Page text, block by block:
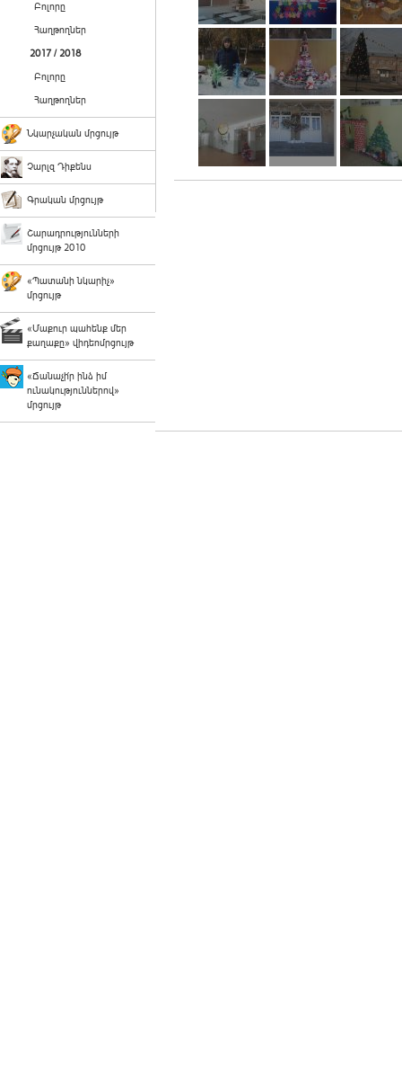
Բոլորը
Հաղթողներ
2017 / 2018
Բոլորը
Հաղթողներ
Նկարչական մրցույթ
Չարլզ Դիքենս
Գրական մրցույթ
Շարադրությունների
մրցույթ 2010
«Պատանի նկարիչ»
մրցույթ
«Մաքուր պահենք մեր
քաղաքը» վիդեոմրցույթ
«Ճանաչի՛ր ինձ իմ
ունակություններով»
մրցույթ